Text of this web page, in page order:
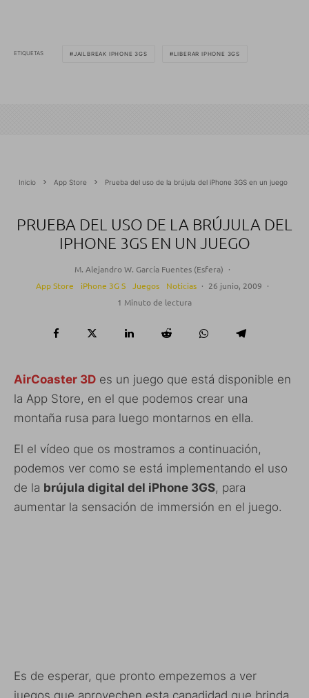
ETIQUETAS JAILBREAK IPHONE 3GS LIBERAR IPHONE 3GS
Inicio App Store Prueba del uso de la brújula del iPhone 3GS en un juego
PRUEBA DEL USO DE LA BRÚJULA DEL
IPHONE 3GS EN UN JUEGO
M. Alejandro W. García Fuentes (Esfera) ·
App Store
iPhone 3G S Juegos Noticias · 26 junio, 2009 ·
1 Minuto de lectura
AirCoaster 3D es un juego que está disponible en
la App Store, en el que podemos crear una
montaña rusa para luego montarnos en ella.
El el vídeo que os mostramos a continuación,
podemos ver como se está implementando el uso
de la brújula digital del iPhone 3GS, para
aumentar la sensación de immersión en el juego.
Es de esperar, que pronto empezemos a ver
juegos que aprovechen esta capadidad que brinda